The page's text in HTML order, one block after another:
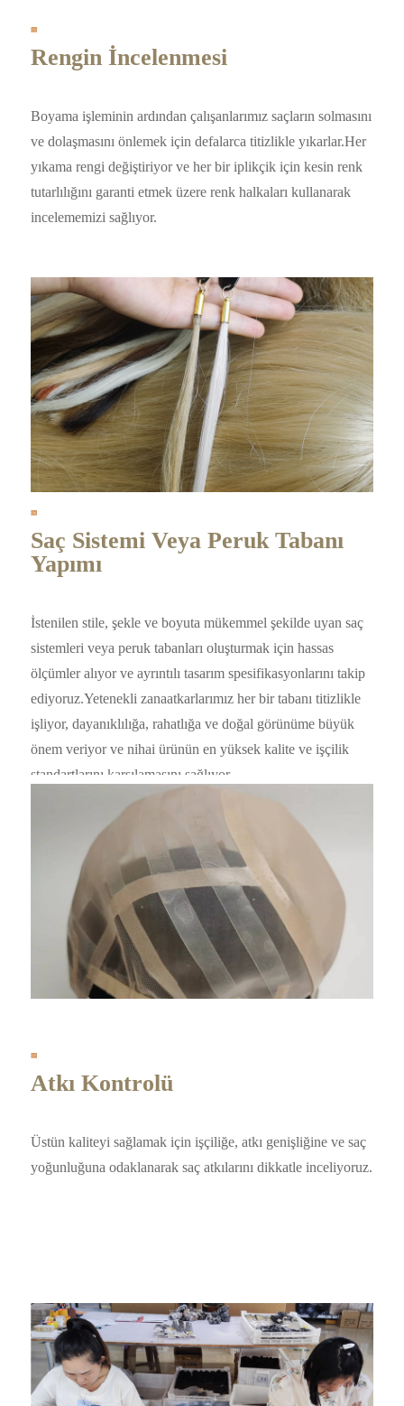
Rengin İncelenmesi
Boyama işleminin ardından çalışanlarımız saçların solmasını
ve dolaşmasını önlemek için defalarca titizlikle yıkarlar.Her
yıkama rengi değiştiriyor ve her bir iplikçik için kesin renk
tutarlılığını garanti etmek üzere renk halkaları kullanarak
incelememizi sağlıyor.
Saç Sistemi Veya Peruk Tabanı
Yapımı
İstenilen stile, şekle ve boyuta mükemmel şekilde uyan saç
sistemleri veya peruk tabanları oluşturmak için hassas
ölçümler alıyor ve ayrıntılı tasarım spesifikasyonlarını takip
ediyoruz.Yetenekli zanaatkarlarımız her bir tabanı titizlikle
işliyor, dayanıklılığa, rahatlığa ve doğal görünüme büyük
önem veriyor ve nihai ürünün en yüksek kalite ve işçilik
standartlarını karşılamasını sağlıyor.
Atkı Kontrolü
Üstün kaliteyi sağlamak için işçiliğe, atkı genişliğine ve saç
yoğunluğuna odaklanarak saç atkılarını dikkatle inceliyoruz.